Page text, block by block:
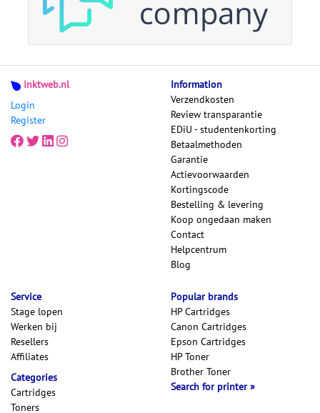
Inktweb.nl
Login
Register
Information
Verzendkosten
Review transparantie
EDiU - studentenkorting
Betaalmethoden
Garantie
Actievoorwaarden
Kortingscode
Bestelling & levering
Koop ongedaan maken
Contact
Helpcentrum
Blog
Service
Stage lopen
Werken bij
Resellers
Affiliates
Categories
Cartridges
Toners
Popular brands
HP Cartridges
Canon Cartridges
Epson Cartridges
HP Toner
Brother Toner
Search for printer